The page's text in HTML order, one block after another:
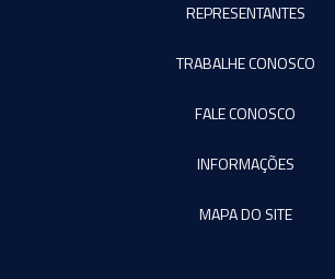
REPRESENTANTES
TRABALHE CONOSCO
FALE CONOSCO
INFORMAÇÕES
MAPA DO SITE